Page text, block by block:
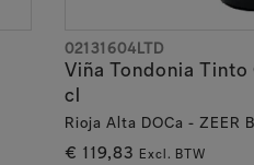
Viña Tondonia Tinto
cl
Rioja Alta DOCa - ZEER
€ 119,83 Excl. BTW
02131604LTD